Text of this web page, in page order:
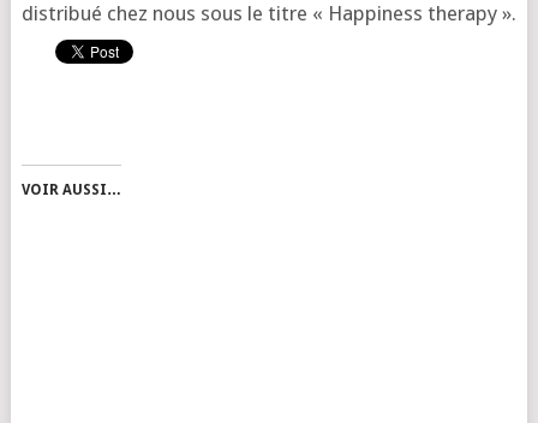
dis­tri­bué chez nous sous le titre « Happiness therapy ».
VOIR AUSSI…